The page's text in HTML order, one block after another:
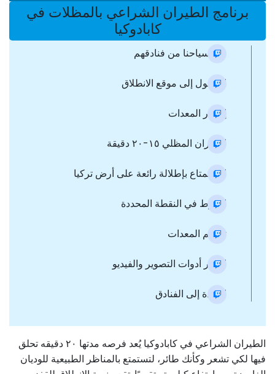
برنامج الطيران الشراعي بالمظلات في
كابادوكيا
نقل سياحنا من فنادقهم
الوصول إلى موقع الانطلاق
إصدار المعدات
الطيران المظلي ١٥-٢٠ دقيقة
الاستمتاع بإطلالة رائعة على أرض تركيا
الهبوط في النقطة المحددة
تسليم المعدات
اختيار أدوات التصوير والفيديو
العودة إلى الفنادق
الطيران الشراعي في كابادوكيا يُعد فرصه مدتها ٢٠ دقيقه تحلق
فيها لكي تشعر وكأنك طائر، لتستمتع بالمناظر الطبيعية للوديان